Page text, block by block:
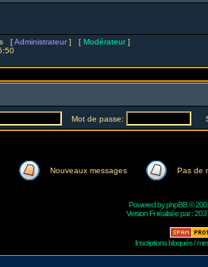
[Administrateur] [ Modérateur]
Mot de passe: Se
Nouveaux messages Pas de
Powered byphpBB©
Version Fr réalisée par :
Inscriptions bloqués /